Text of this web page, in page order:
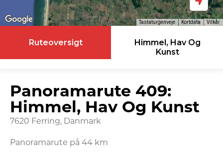
Tastaturgenveje Kortdata Vilkår
Ruteoversigt
Himmel, Hav Og
Kunst
Panoramarute 409:
Himmel, Hav Og Kunst
7620 Ferring, Danmark
Panoramarute på 44 km